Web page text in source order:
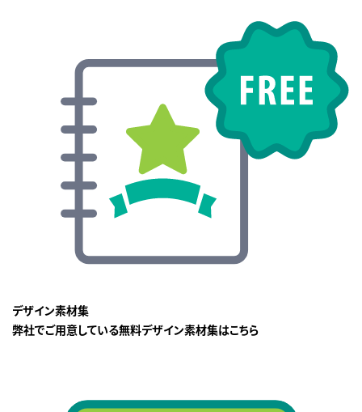
デザイン素材集
弊社でご用意している無料デザイン素材集はこちら